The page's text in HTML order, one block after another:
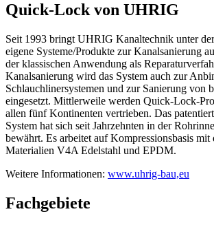
Quick-Lock von UHRIG
Seit 1993 bringt UHRIG Kanaltechnik unter
eigene Systeme/Produkte zur Kanalsanierung
der klassischen Anwendung als
Kanalsanierung wird das System auch zur
Schlauchlinersystemen und zur Sanierung von
eingesetzt. Mittlerweile werden Quick-Lock-
allen fünf Kontinenten vertrieben. Das
System hat sich seit Jahrzehnten in der
bewährt. Es arbeitet auf Kompressionsbasis mit
Materialien V4A Edelstahl und EPDM.
Weitere Informationen: www.uhrig-bau,eu
Fachgebiete